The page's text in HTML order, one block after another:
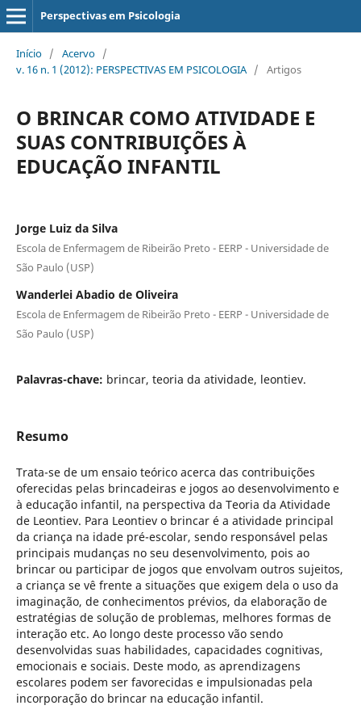
Perspectivas em Psicologia
Início / Acervo /
v. 16 n. 1 (2012): PERSPECTIVAS EM PSICOLOGIA / Artigos
O BRINCAR COMO ATIVIDADE E
SUAS CONTRIBUIÇÕES À
EDUCAÇÃO INFANTIL
Jorge Luiz da Silva
Escola de Enfermagem de Ribeirão Preto - EERP - Universidade de
São Paulo (USP)
Wanderlei Abadio de Oliveira
Escola de Enfermagem de Ribeirão Preto - EERP - Universidade de
São Paulo (USP)
Palavras-chave: brincar, teoria da atividade, leontiev.
Resumo
Trata-se de um ensaio teórico acerca das contribuições
oferecidas pelas brincadeiras e jogos ao desenvolvimento e
à educação infantil, na perspectiva da Teoria da Atividade
de Leontiev. Para Leontiev o brincar é a atividade principal
da criança na idade pré-escolar, sendo responsável pelas
principais mudanças no seu desenvolvimento, pois ao
brincar ou participar de jogos que envolvam outros sujeitos,
a criança se vê frente a situações que exigem dela o uso da
imaginação, de conhecimentos prévios, da elaboração de
estratégias de solução de problemas, melhores formas de
interação etc. Ao longo deste processo vão sendo
desenvolvidas suas habilidades, capacidades cognitivas,
emocionais e sociais. Deste modo, as aprendizagens
escolares podem ser favorecidas e impulsionadas pela
incorporação do brincar na educação infantil.